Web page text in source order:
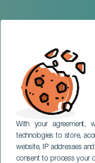
With your agreement,
technologies to store,
website, IP addresses
consent to process your